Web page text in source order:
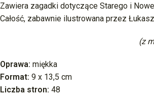
Zawiera zagadki dotyczące Starego i
Całość, zabawnie ilustrowana przez
(z
Oprawa: miękka
Format: 9 x 13,5 cm
Liczba stron: 48